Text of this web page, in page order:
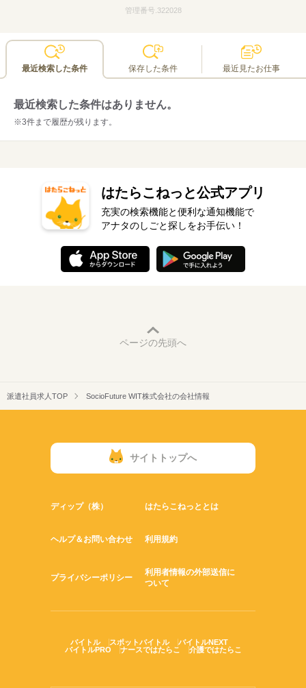
管理番号.322028
最近検索した条件 保存した条件 最近見たお仕事
最近検索した条件はありません。
※3件まで履歴が残ります。
はたらこねっと公式アプリ
充実の検索機能と便利な通知機能で
アナタのしごと探しをお手伝い！
ページの先頭へ
派遣社員求人TOP SocioFuture WIT株式会社の会社情報
サイトトップへ
ディップ（株） はたらこねっととは
ヘルプ＆お問い合わせ 利用規約
プライバシーポリシー
利用者情報の外部送信に
ついて
バイトル スポットバイトル
バイトルNEXT
バイトルPRO
ナースではたらこ 介護ではたらこ